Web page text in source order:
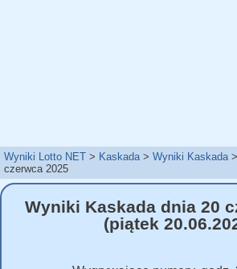
Wyniki Lotto NET Kaskada Wyniki Kaskada
czerwca 2025
Wyniki Kaskada dnia 20
(piątek